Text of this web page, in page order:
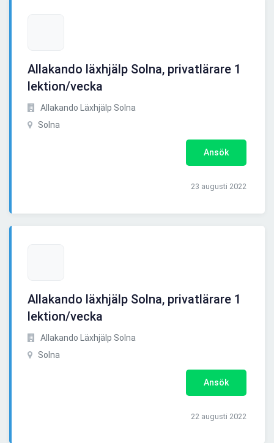
Allakando läxhjälp Solna, privatlärare 1
lektion/vecka
Allakando Läxhjälp Solna
Solna
Ansök
23 augusti 2022
Allakando läxhjälp Solna, privatlärare 1
lektion/vecka
Allakando Läxhjälp Solna
Solna
Ansök
22 augusti 2022